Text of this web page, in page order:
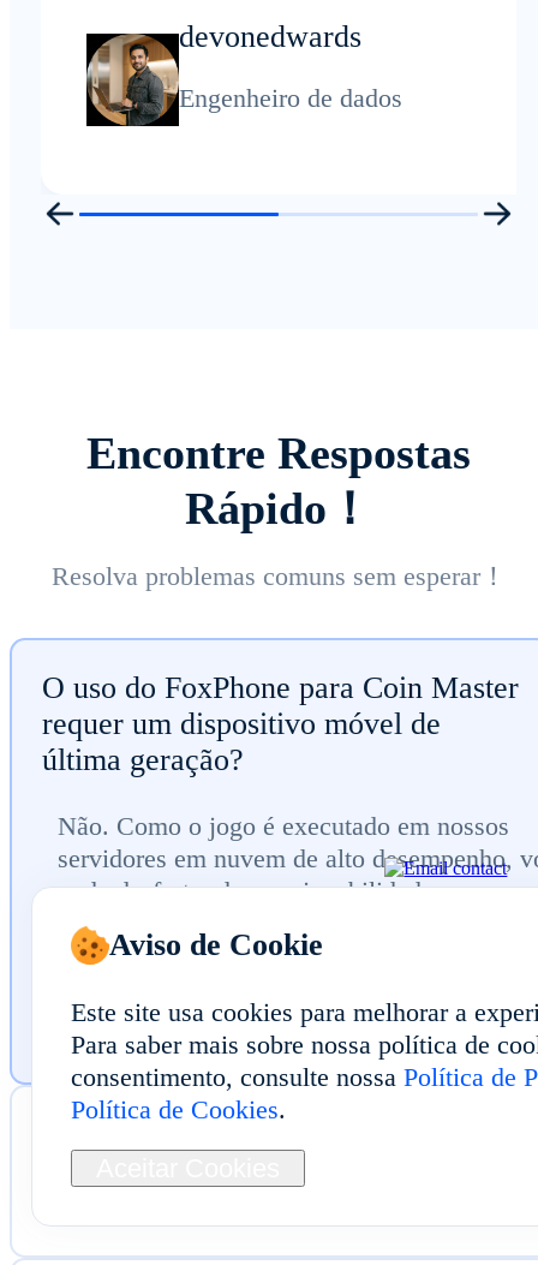
devonedwards
Engenheiro de dados
Encontre Respostas
Rápido！
Resolva problemas comuns sem esperar！
O uso do FoxPhone para Coin Master
requer um dispositivo móvel de
última geração?
Não. Como o jogo é executado em nossos
servidores em nuvem de alto desempenho,
pode desfrutar de uma jogabilidade suave
100 FPS e baixa latência, mesmo em
mais antigos ou de baixo custo.O FoxPhone
local não fique lento ou superaqueça.
Aviso de Cookie
Este site usa cookies para melhorar a
Para saber mais sobre nossa política de
consentimento, consulte nossa Política de
Política de Cookies.